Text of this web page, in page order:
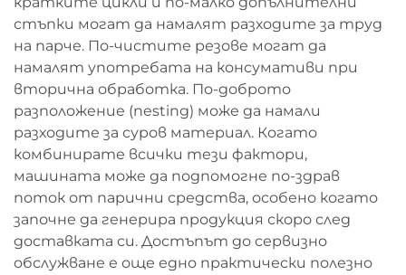
стъпки могат да намалят разходите за труд
на парче. По-чистите резове могат да
намалят употребата на консумативи при
вторична обработка. По-доброто
разположение (nesting) може да намали
разходите за суров материал. Когато
комбинирате всички тези фактори,
машината може да подпомогне по-здрав
поток от парични средства, особено когато
започне да генерира продукция скоро след
доставката си. Достъпът до сервизно
обслужване е още едно практически полезно